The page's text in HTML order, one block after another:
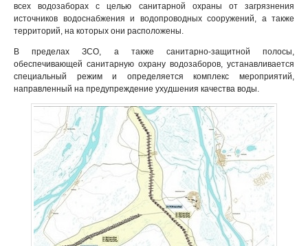
всех водозаборах с целью санитарной охраны от загрязнения
источников водоснабжения и водопроводных сооружений, а также
территорий, на которых они расположены.
В пределах ЗСО, а также санитарно-защитной полосы,
обеспечивающей санитарную охрану водозаборов, устанавливается
специальный режим и определяется комплекс мероприятий,
направленный на предупреждение ухудшения качества воды.